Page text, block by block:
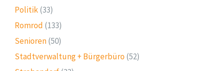
Politik(33)
Romrod (133)
Senioren(50)
Stadtverwaltung + Bürgerbüro (52)